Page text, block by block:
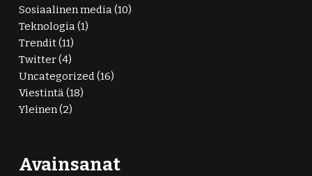
Sosiaalinen media (10)
Teknologia (1)
Trendit(11)
Twitter(4)
Uncategorized (16)
Viestintä (18)
Yleinen (2)
Avainsanat